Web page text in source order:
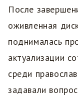
После
оживленная
поднималась
актуализации
среди
задавали